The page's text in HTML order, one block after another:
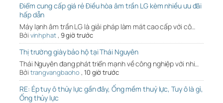
Điểm cung cấp giá rẻ Điều hòa âm trần LG kèm nhiều ưu đãi
hấp dẫn
Máy lạnh âm trần LG là giải pháp làm mát cao cấp với cô…
Bởi vinhphat, 9 giờ trước
Thị trường giày bảo hộ tại Thái Nguyên
Thái Nguyên đang phát triển mạnh về công nghiệp với nhi…
Bởi trangvangbaoho , 10 giờ trước
RE: Ép tuy ô thủy lực gần đây, Ống mềm thuỷ lực, Tuy ô là gì,
Ống thủy lực